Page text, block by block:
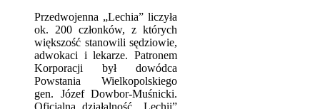
Przedwojenna „Lechia” liczyła
ok. 200 członków, z których
większość stanowili sędziowie,
adwokaci i lekarze. Patronem
Korporacji był dowódca
Powstania Wielkopolskiego
gen. Józef Dowbor-Muśnicki.